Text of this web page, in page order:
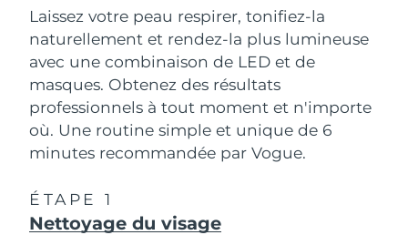
Laissez votre peau respirer, tonifiez-la
naturellement et rendez-la plus lumineuse
avec une combinaison de LED et de
masques. Obtenez des résultats
professionnels à tout moment et n'importe
où. Une routine simple et unique de 6
minutes recommandée par Vogue.
ÉTAPE 1
Nettoyage du visage
Lituanie Livraison estimée
Luxembourg
R.A.S. chinoise de
Macao
Livraison estimée
Malte